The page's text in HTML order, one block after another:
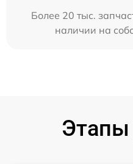
Более 20 тыс.
наличии на
Этапы